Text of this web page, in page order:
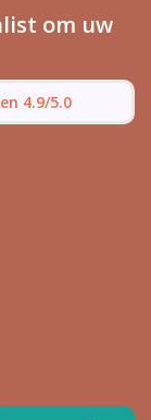
om uw
4.9/5.0